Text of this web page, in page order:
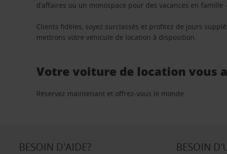
d’affaires ou un monospace pour des vacances en
Clients fidèles, soyez surclassés et profitez de jours
mettrons votre véhicule de location à disposition.
Votre voiture de location vous
Réservez maintenant et offrez-vous le monde.
BESOIN D'AIDE?
BESOIN